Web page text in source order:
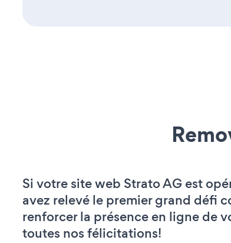
Si votre site web Strato AG est
avez relevé le premier grand défi
renforcer la présence en ligne de
toutes nos félicitations!